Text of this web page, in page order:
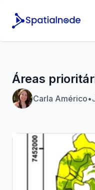
Áreas
Carla Américo•